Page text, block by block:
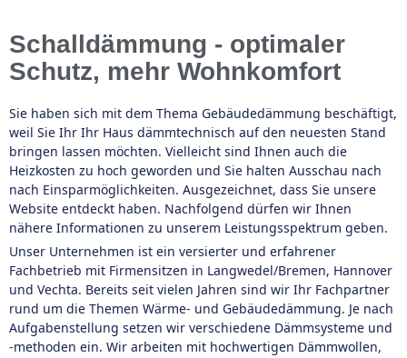
Schalldämmung - optimaler
Schutz, mehr Wohnkomfort
Sie haben sich mit dem Thema Gebäudedämmung beschäftigt,
weil Sie Ihr Ihr Haus dämmtechnisch auf den neuesten Stand
bringen lassen möchten. Vielleicht sind Ihnen auch die
Heizkosten zu hoch geworden und Sie halten Ausschau nach
nach Einsparmöglichkeiten. Ausgezeichnet, dass Sie unsere
Website entdeckt haben. Nachfolgend dürfen wir Ihnen
nähere Informationen zu unserem Leistungsspektrum geben.
Unser Unternehmen ist ein versierter und erfahrener
Fachbetrieb mit Firmensitzen in Langwedel/Bremen, Hannover
und Vechta. Bereits seit vielen Jahren sind wir Ihr Fachpartner
rund um die Themen Wärme- und Gebäudedämmung. Je nach
Aufgabenstellung setzen wir verschiedene Dämmsysteme und
-methoden ein. Wir arbeiten mit hochwertigen Dämmwollen,